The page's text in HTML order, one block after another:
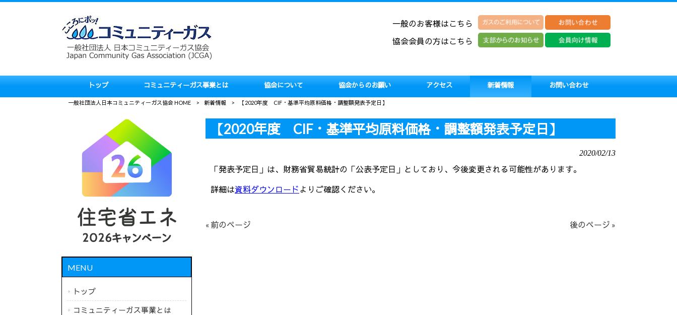
一般のお客様はこちら
協会会員の方はこちら
トップ コミュニティーガス事業とは 協会について 協会からのお願い アクセス 新着情報 お問い合わせ
一般社団法人日本コミュニティーガス協会 HOME > 新着情報 > 【2020年度 CIF・基準平均原料価格・調整額発表予定日】
【2020年度 CIF・基準平均原料価格・調整額発表予定日】
2020/02/13
「発表予定日」は、財務省貿易統計の「公表予定日」としており、今後変更される可能性があります。
詳細は資料ダウンロード よりご確認ください。
« 前のページ 後のページ »
MENU
トップ
コミュニティーガス事業とは